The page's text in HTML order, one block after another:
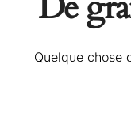
Quelque chose